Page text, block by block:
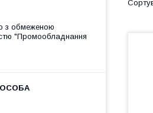
з обмеженою
"Промообладнання